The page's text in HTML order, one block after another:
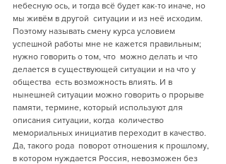
небесную ось, и тогда всё будет как-то иначе, но
мы живём в другой  ситуации и из неё исходим.
Поэтому называть смену курса условием
успешной работы мне не кажется правильным;
нужно говорить о том, что  можно делать и что
делается в существующей ситуации и на что у
общества  есть возможность влиять. И в
нынешней ситуации можно говорить о прорыве
памяти, термине, который используют для
описания ситуации, когда  количество
мемориальных инициатив переходит в качество.
Да, такого рода  поворот отношения к прошлому,
в котором нуждается Россия, невозможен без